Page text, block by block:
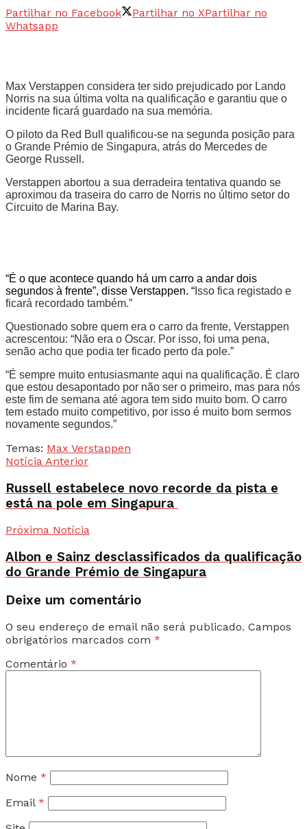
Partilhar no Facebook Partilhar no XPartilhar no
Whatsapp
Max Verstappen considera ter sido prejudicado por Lando
Norris na sua última volta na qualificação e garantiu que o
incidente ficará guardado na sua memória.
O piloto da Red Bull qualificou-se na segunda posição para
o Grande Prémio de Singapura, atrás do Mercedes de
George Russell.
Verstappen abortou a sua derradeira tentativa quando se
aproximou da traseira do carro de Norris no último setor do
Circuito de Marina Bay.
“É o que acontece quando há um carro a andar dois
segundos à frente”, disse Verstappen. “ Isso fica registado e
ficará recordado também.”
Questionado sobre quem era o carro da frente, Verstappen
acrescentou: “Não era o Oscar. Por isso, foi uma pena,
senão acho que podia ter ficado perto da pole.”
“É sempre muito entusiasmante aqui na qualificação. É claro
que estou desapontado por não ser o primeiro, mas para nós
este fim de semana até agora tem sido muito bom. O carro
tem estado muito competitivo, por isso é muito bom sermos
novamente segundos.”
Temas: Max Verstappen
Notícia Anterior
Russell estabelece novo recorde da pista e
está na pole em Singapura
Próxima Notícia
Albon e Sainz desclassificados da qualificação
do Grande Prémio de Singapura
Deixe um comentário
O seu endereço de email não será publicado. Campos
obrigatórios marcados com *
Comentário *
Nome *
Email *